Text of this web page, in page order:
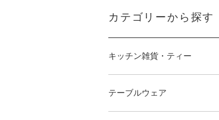
カテゴリーから探す
キッチン雑貨・ティー
テーブルウェア